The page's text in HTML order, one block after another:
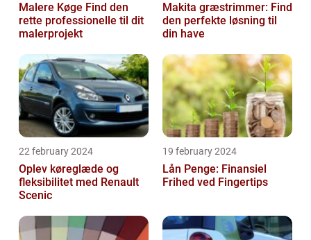
Malere Køge Find den
rette professionelle til dit
malerprojekt
Makita græstrimmer: Find
den perfekte løsning til
din have
22 february 2024
Oplev køreglæde og
fleksibilitet med Renault
Scenic
19 february 2024
Lån Penge: Finansiel
Frihed ved Fingertips